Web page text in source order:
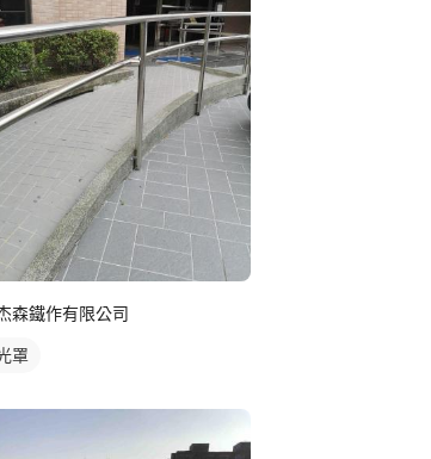
森鐵作有限公司
罩